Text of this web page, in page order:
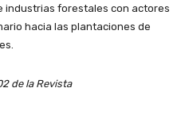
industrias forestales con actores
hacia las plantaciones de
de la Revista